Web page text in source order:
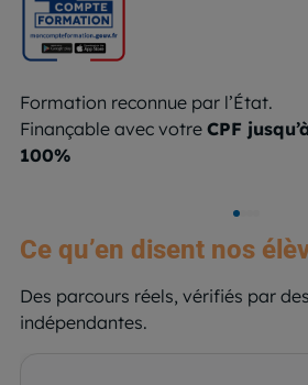
Formation reconnue par l’État.
Finançable avec votre CPF
100%
Ce qu’en disent nos
Des parcours réels, vérifiés par
indépendantes.